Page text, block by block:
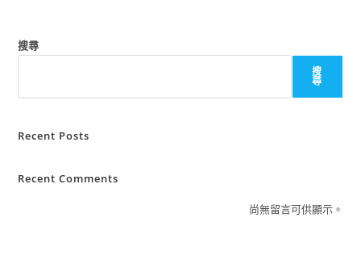
搜尋
搜
尋
Recent Posts
Recent Comments
尚無留言可供顯示。